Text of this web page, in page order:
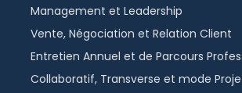
Management et Leadership
Vente, Négociation et Relation Client
Entretien Annuel et de Parcours
Collaboratif, Transverse et mode